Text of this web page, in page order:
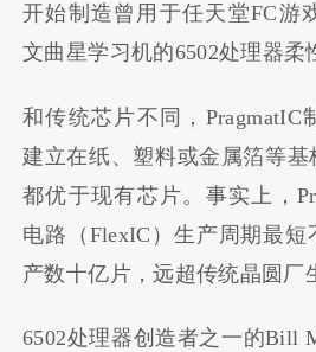
开始制造曾用于任天堂FC游
文曲星学习机的6502处理器柔
和传统芯片不同，Pr​​agmatIC
建立在纸、塑料或金属箔等
都优于现有芯片。事实上，
电路（FlexIC）生产周期最短
产数十亿片，远超传统晶圆厂
6502处理器创造者之一的Bill